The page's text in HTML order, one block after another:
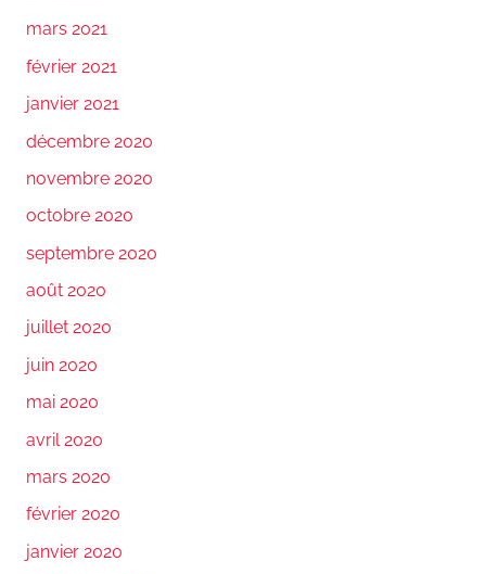
mars 2021
février 2021
janvier 2021
décembre 2020
novembre 2020
octobre 2020
septembre 2020
août 2020
juillet 2020
juin 2020
mai 2020
avril 2020
mars 2020
février 2020
janvier 2020